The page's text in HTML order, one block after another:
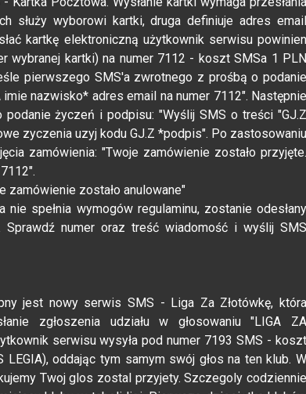
służy wyborowi kartki, druga definiuje adres email
kartkę elektroniczną użytkownik serwisu powinien
wybranej kartki) na numer 7112 - koszt SMSa 1 PLN
pierwszego SMS'a zwrotnego z prośbą o podanie
nazwisko* adres email na numer 7112". Następnie
życzeń i podpisu: "Wyślij SMS o treści "GJ.Z
zyczenia uzyj kodu GJ.Z *podpis". Po zastosowaniu
zamówienia: "Twoje zamówienie zostało przyjęte.
zamówienie zostało anulowane"
spełnia wymogów regulaminu, zostanie odesłany
Sprawdź numer oraz treść wiadomość i wyślij SMS
jest nowy serwis SMS - Liga Za Złotówkę, która
zgłoszenia udziału w głosowaniu "LIGA ZA
serwisu wysyła pod numer 7193 SMS - koszt
oddając tym samym swój głos na ten klub. W
Twoj glos zostal przyjety. Szczegoly codziennie